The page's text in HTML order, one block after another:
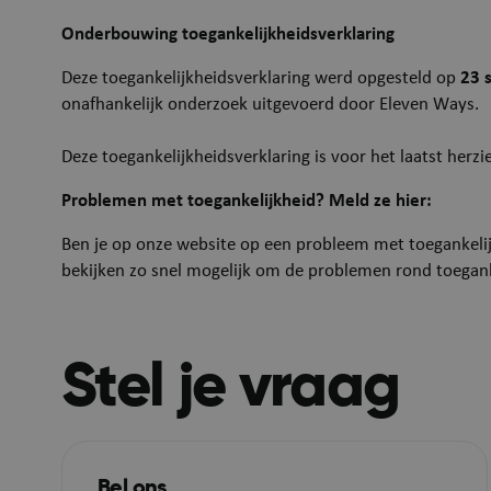
Onderbouwing toegankelijkheidsverklaring
Deze toegankelijkheidsverklaring werd opgesteld op 23
onafhankelijk onderzoek uitgevoerd door Eleven Ways.
Deze toegankelijkheidsverklaring is voor het laatst
Problemen met toegankelijkheid? Meld ze hier:
Ben je op onze website op een probleem met
bekijken zo snel mogelijk om de problemen rond
Stel je vraag
Naam
JSESSIONID